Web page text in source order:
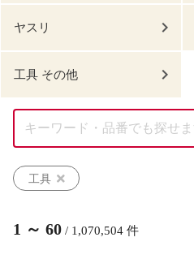
ヤスリ
工具 その他
工具
1 ～ 60 / 1,070,504 件